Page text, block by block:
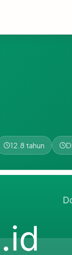
12.8 tahun